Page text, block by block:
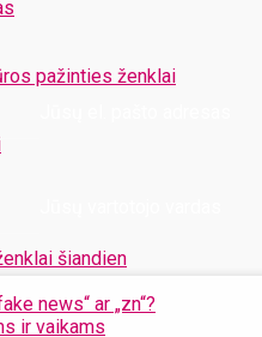
pažinties ženklai
šiandien
news“ ar „zn“?
ir vaikams